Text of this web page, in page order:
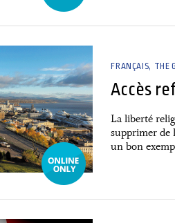
FRANÇAIS THE
Accès
La liberté
supprimer de
un bon